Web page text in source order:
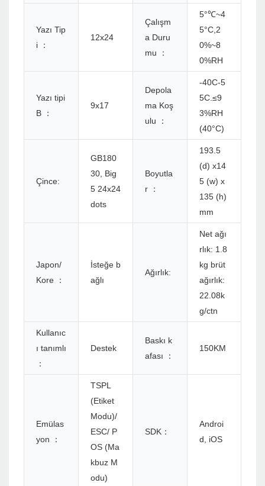
Yazı Tip
i ：
12x24
Çalışm
a Duru
mu ：
5°℃~4
5°C,2
0%~8
0%RH
Yazı tipi
B ：
9x17
Depola
ma Koş
ulu ：
-40C-5
5C.≤9
3%RH
(40°C)
Çince:
GB180
30, Big
5 24x24
dots
Boyutla
r ：
193.5
(d) x14
5 (w) x
135 (h)
mm
Japon/
Kore ：
İsteğe b
ağlı
Ağırlık:
Net ağı
rlık: 1.8
kg brüt
ağırlık:
22.08k
g/ctn
Kullanıc
ı tanımlı
：
Destek
Baskı k
afası ：
150KM
Emülas
yon ：
TSPL
(Etiket
Modu)/
ESC/ P
OS (Ma
kbuz M
odu)
SDK：
Androi
d, iOS